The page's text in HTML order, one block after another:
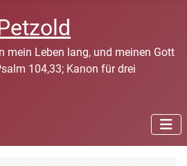
mein Leben lang, und meinen Gott
104,33; Kanon für drei